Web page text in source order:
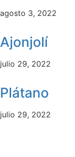
agosto 3, 2022
Ajonjolí
julio 29, 2022
Plátano
julio 29, 2022